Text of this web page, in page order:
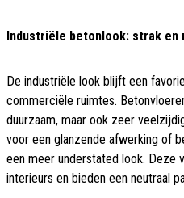
Industriële betonlook: strak en
De industriële look blijft een
commerciële ruimtes.
duurzaam, maar ook zeer
voor een glanzende afwerking of
een meer understated look. Deze
interieurs en bieden een neutraal